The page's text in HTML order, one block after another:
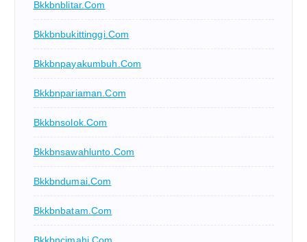
Bkkbnblitar.com
Bkkbnbukittinggi.com
Bkkbnpayakumbuh.com
Bkkbnpariaman.com
Bkkbnsolok.com
Bkkbnsawahlunto.com
Bkkbndumai.com
Bkkbnbatam.com